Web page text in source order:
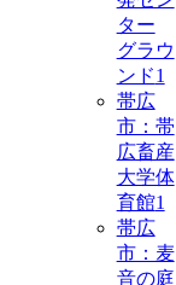
ター
グラウ
ンド1
帯広
市：帯
広畜産
大学体
育館1
帯広
市：麦
音の庭